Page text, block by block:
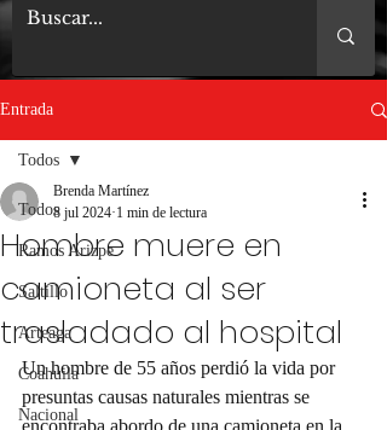
Entrada
Todos
Ramos Arizpe
Saltillo
Arteaga
Coahuila
Nacional
Todos
Hombre muere en
camioneta al ser
trasladado al hospital
Brenda Martínez
8 jul 2024 1 min de lectura
Un hombre de 55 años perdió la vida por
presuntas causas naturales mientras se
encontraba abordo de una camioneta en la